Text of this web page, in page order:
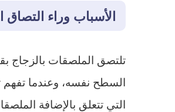
الأسباب وراء التصاق
تلتصق الملصقات بالزجاج
السطح نفسه، وعندما تفهم
التي تتعلق بالإضافة